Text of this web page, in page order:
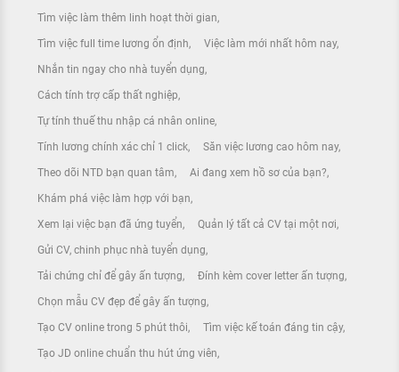
Tìm việc làm thêm linh hoạt thời gian
Tìm việc full time lương ổn định Việc làm mới nhất hôm nay
Nhắn tin ngay cho nhà tuyển dụng
Cách tính trợ cấp thất nghiệp
Tự tính thuế thu nhập cá nhân online
Tính lương chính xác chỉ 1 click Săn việc lương cao hôm nay
Theo dõi NTD bạn quan tâm Ai đang xem hồ sơ của bạn?
Khám phá việc làm hợp với bạn
Xem lại việc bạn đã ứng tuyển Quản lý tất cả CV tại một nơi
Gửi CV, chinh phục nhà tuyển dụng
Tải chứng chỉ để gây ấn tượng Đính kèm cover letter ấn tượng
Chọn mẫu CV đẹp để gây ấn tượng
Tạo CV online trong 5 phút thôi Tìm việc kế toán đáng tin cậy
Tạo JD online chuẩn thu hút ứng viên